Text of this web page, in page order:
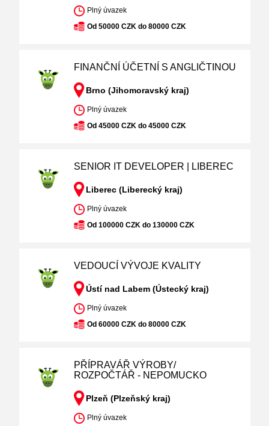
Plný úvazek
Od 50000 CZK do 80000 CZK
FINANČNÍ ÚČETNÍ S ANGLIČTINOU
Brno (Jihomoravský kraj)
Plný úvazek
Od 45000 CZK do 45000 CZK
SENIOR IT DEVELOPER | LIBEREC
Liberec (Liberecký kraj)
Plný úvazek
Od 100000 CZK do 130000 CZK
VEDOUCÍ VÝVOJE KVALITY
Ústí nad Labem (Ústecký kraj)
Plný úvazek
Od 60000 CZK do 80000 CZK
PŘÍPRAVÁŘ VÝROBY/
ROZPOČTÁŘ - NEPOMUCKO
Plzeň (Plzeňský kraj)
Plný úvazek